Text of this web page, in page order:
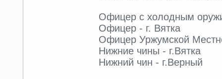
Офицер с холодным
Офицер - г. Вятка
Офицер Уржумской
Нижние чины - г.Вятка
Нижний чин - г.Верный